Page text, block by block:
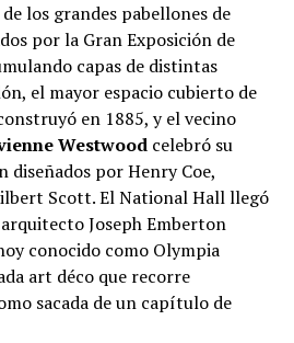
los grandes pabellones de
por la Gran Exposición de
capas de distintas
el mayor espacio cubierto de
en 1885, y el vecino
Westwood celebró su
por Henry Coe,
Scott. El National Hall llegó
Joseph Emberton
conocido como Olympia
art déco que recorre
sacada de un capítulo de